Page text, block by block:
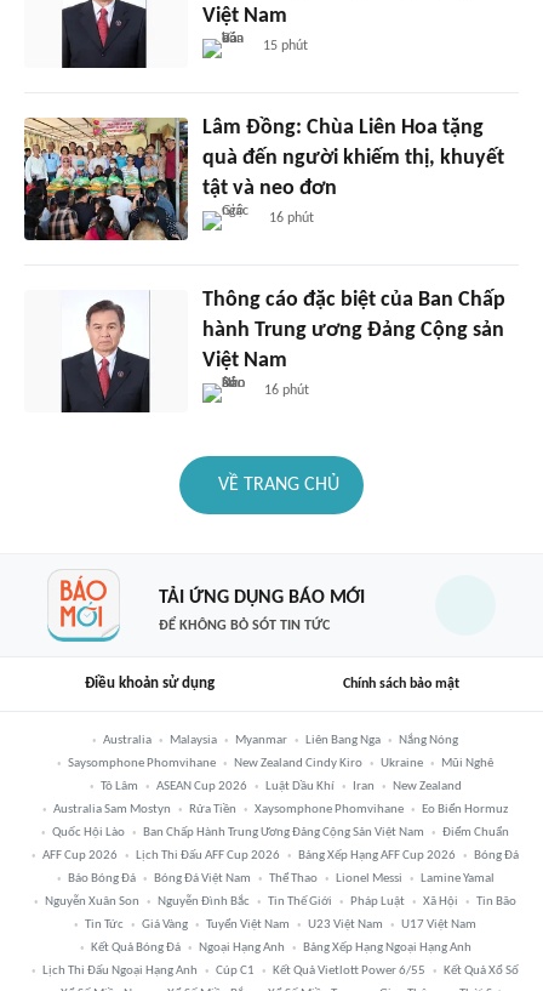
Việt Nam
15 phút
Lâm Đồng: Chùa Liên Hoa tặng
quà đến người khiếm thị, khuyết
tật và neo đơn
16 phút
Thông cáo đặc biệt của Ban Chấp
hành Trung ương Đảng Cộng sản
Việt Nam
16 phút
VỀ TRANG CHỦ
TẢI ỨNG DỤNG BÁO MỚI
ĐỂ KHÔNG BỎ SÓT TIN TỨC
Điều khoản sử dụng Chính sách bảo mật
Australia Malaysia Myanmar Liên Bang Nga
Nắng Nóng
Saysomphone Phomvihane
New Zealand Cindy Kiro Ukraine
Mũi Nghê
Tô Lâm
ASEAN Cup 2026 Luật Dầu Khí Iran
New Zealand
Australia Sam Mostyn
Rửa Tiền Xaysomphone Phomvihane
Eo Biển Hormuz
Quốc Hội Lào
Ban Chấp Hành Trung Ương Đảng Cộng Sản Việt Nam
Điểm Chuẩn
AFF Cup 2026
Lịch Thi Đấu AFF Cup 2026 Bảng Xếp Hạng AFF Cup 2026
Bóng Đá
Báo Bóng Đá
Bóng Đá Việt Nam Thể Thao Lionel Messi
Lamine Yamal
Nguyễn Xuân Son
Nguyễn Đình Bắc Tin Thế Giới Pháp Luật Xã Hội
Tin Bão
Tin Tức
Giá Vàng Tuyển Việt Nam U23 Việt Nam
U17 Việt Nam
Kết Quả Bóng Đá
Ngoại Hạng Anh
Bảng Xếp Hạng Ngoại Hạng Anh
Lịch Thi Đấu Ngoại Hạng Anh
Cúp C1 Kết Quả Vietlott Power 6/55
Kết Quả Xổ Số